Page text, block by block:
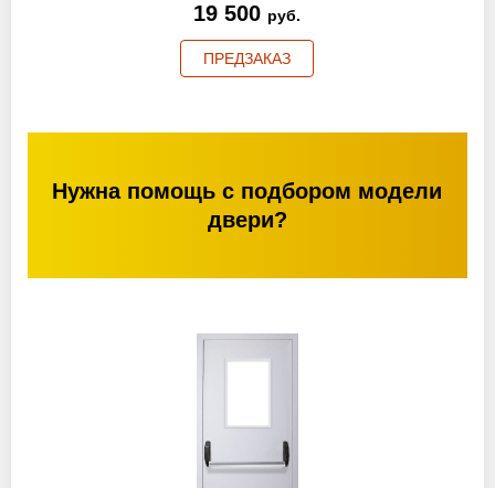
19 500 руб.
ПРЕДЗАКАЗ
Нужна помощь с подбором модели
двери?